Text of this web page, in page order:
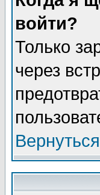
войти?
Только
через